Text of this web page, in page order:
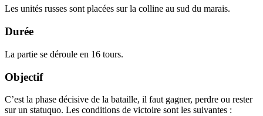
Les unités russes sont placées sur la colline au sud du marais.
Durée
La partie se déroule en 16 tours.
Objectif
C’est la phase décisive de la bataille, il faut gagner, perdre ou rester
sur un statuquo. Les conditions de victoire sont les suivantes :